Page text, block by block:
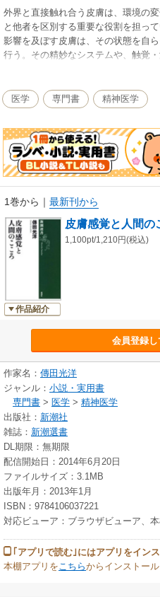
外界と直接触れ合う皮膚は、環境の
と他者を区別する重要な役割を担っ
影響を及ぼす皮膚は、その状態を自
行う。その精妙なシステムや、触覚
医学 専門書 精神医学
1巻から ｜ 最新刊から
作品紹介
皮膚感覚と人間の
1,100pt/1,210円(税込)
会員登録し
作家名： 傳田光洋
ジャンル： 小説・実用書
専門書 > 医学 > 精神医学
出版社： 新潮社
雑誌： 新潮選書
DL期限：無期限
配信開始日：2014年6月20日
ファイルサイズ：3.1MB
出版年月：2013年1月
ISBN：9784106037221
対応ビューア：ブラウザビューア、本
｢アプリで読む｣にはアプリをイン
本棚アプリを こちらからインストー